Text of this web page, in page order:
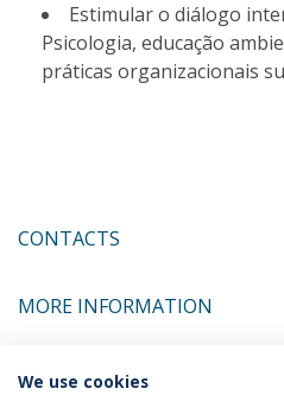
Estimular o diálogo
Psicologia, educação
práticas organizacionais
CONTACTS
MORE INFORMATION
We use cookies